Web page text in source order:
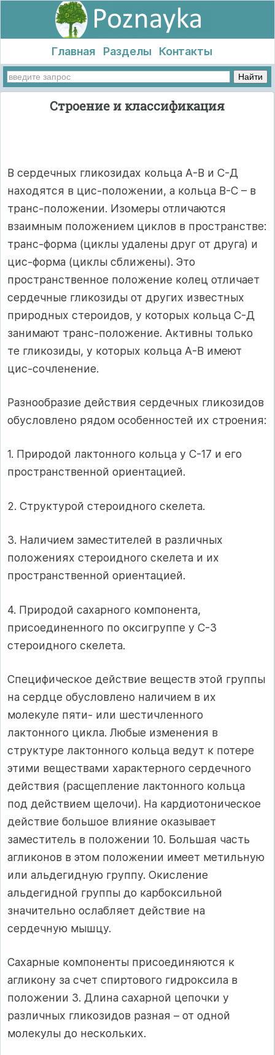
Главная Разделы Контакты
Строение и классификация
В сердечных гликозидах кольца А-В и С-Д
находятся в цис-положении, а кольца В-С – в
транс-положении. Изомеры отличаются
взаимным положением циклов в пространстве:
транс-форма (циклы удалены друг от друга) и
цис-форма (циклы сближены). Это
пространственное положение колец отличает
сердечные гликозиды от других известных
природных стероидов, у которых кольца С-Д
занимают транс-положение. Активны только
те гликозиды, у которых кольца А-В имеют
цис-сочленение.
Разнообразие действия сердечных гликозидов
обусловлено рядом особенностей их строения:
1. Природой лактонного кольца у С-17 и его
пространственной ориентацией.
2. Структурой стероидного скелета.
3. Наличием заместителей в различных
положениях стероидного скелета и их
пространственной ориентацией.
4. Природой сахарного компонента,
присоединенного по оксигруппе у С-3
стероидного скелета.
Специфическое действие веществ этой группы
на сердце обусловлено наличием в их
молекуле пяти- или шестичленного
лактонного цикла. Любые изменения в
структуре лактонного кольца ведут к потере
этими веществами характерного сердечного
действия (расщепление лактонного кольца
под действием щелочи). На кардиотоническое
действие большое влияние оказывает
заместитель в положении 10. Большая часть
агликонов в этом положении имеет метильную
или альдегидную группу. Окисление
альдегидной группы до карбоксильной
значительно ослабляет действие на
сердечную мышцу.
Сахарные компоненты присоединяются к
агликону за счет спиртового гидроксила в
положении 3. Длина сахарной цепочки у
различных гликозидов разная – от одной
молекулы до нескольких.